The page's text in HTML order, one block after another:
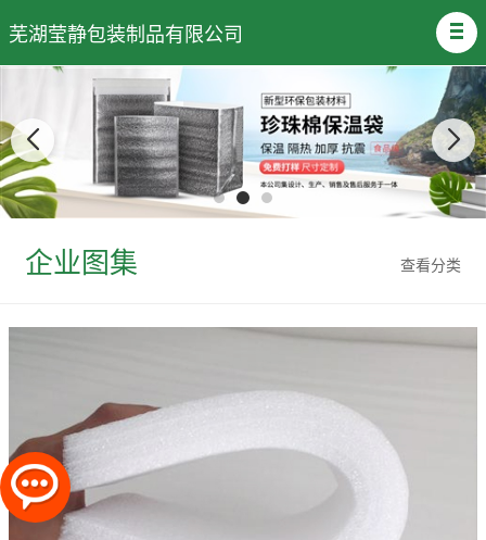
芜湖莹静包装制品有限公司
查看分类
企业图集